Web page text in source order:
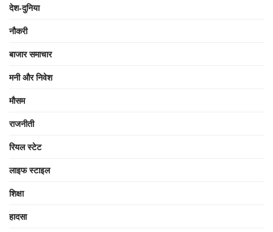
देश-दुनिया
नौकरी
बाजार समाचार
मनी और निवेश
मौसम
राजनीती
रियल स्टेट
लाइफ स्टाइल
शिक्षा
हादसा